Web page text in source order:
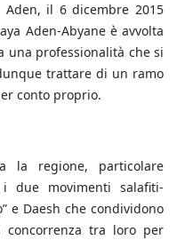
il 6 dicembre 2015
Aden-Abyane è avvolta
una professionalità che si
trattare di un ramo
conto proprio.
la regione, particolare
due movimenti salafiti-
e Daesh che condividono
concorrenza tra loro per